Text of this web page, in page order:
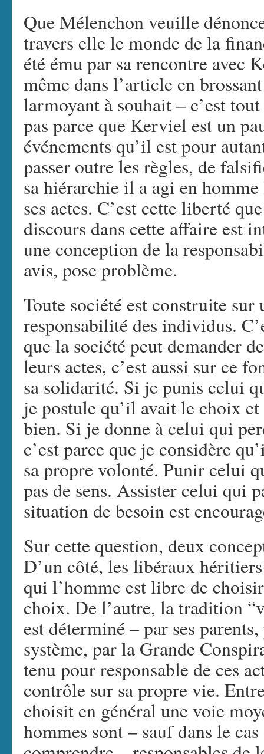
Que Mélenchon veuille
travers elle le monde de la
été ému par sa rencontre
même dans l’article en
larmoyant à souhait – c’est
pas parce que Kerviel est un
événements qu’il est pour
passer outre les règles, de
sa hiérarchie il a agi en
ses actes. C’est cette liberté
discours dans cette affaire est
une conception de la
avis, pose problème.
Toute société est construite sur
responsabilité des individus.
que la société peut demander
leurs actes, c’est aussi sur ce
sa solidarité. Si je punis celui
je postule qu’il avait le choix
bien. Si je donne à celui qui
c’est parce que je considère
sa propre volonté. Punir celui
pas de sens. Assister celui qui
situation de besoin est
Sur cette question, deux
D’un côté, les libéraux
qui l’homme est libre de
choix. De l’autre, la tradition
est déterminé – par ses
système, par la Grande
tenu pour responsable de ces
contrôle sur sa propre vie.
choisit en général une voie
hommes sont – sauf dans le